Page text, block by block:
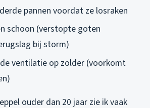
pannen voordat ze losraken
schoon (verstopte goten
bij storm)
ventilatie op zolder (voorkomt
ouder dan 20 jaar zie ik vaak